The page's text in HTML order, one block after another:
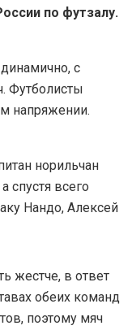
по футзалу.
с
Футболисты
напряжении.
норильчан
спустя всего
Нандо, Алексей
жестче, в ответ
обеих команд
поэтому мяч